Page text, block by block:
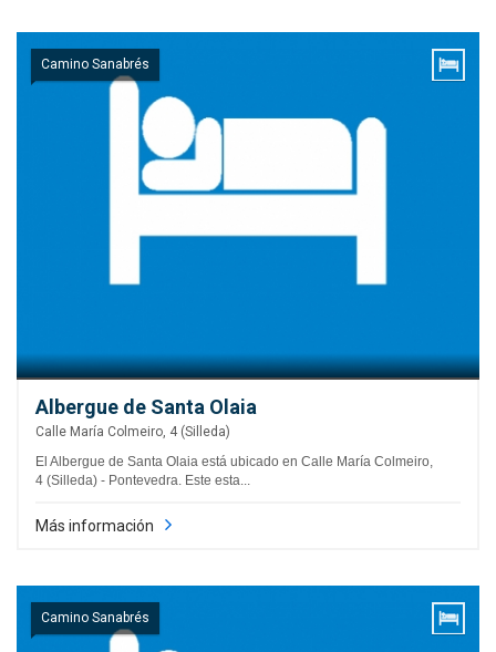
Camino Sanabrés
Albergue de Santa Olaia
Calle María Colmeiro, 4 (Silleda)
El Albergue de Santa Olaia está ubicado en Calle María Colmeiro,
4 (Silleda) - Pontevedra. Este esta...
Más información
Camino Sanabrés